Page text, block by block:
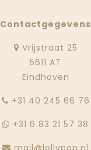
Contactgegevens
Vrijstraat 25
5611 AT
Eindhoven
‭+31 40 245 66 76
+31 6 83 21 57 38